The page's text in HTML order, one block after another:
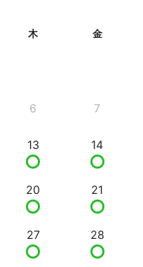
木 金
6 7
13 14
20 21
27 28